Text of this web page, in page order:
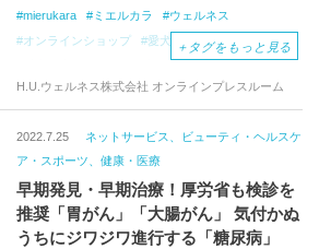
mierukara
ミエルカラ
ウェルネス
オンラインショップ
愛犬のおしっこチェック
郵送検査キット
＋ タグをもっと見る
H.U.ウェルネス株式会社 オンラインプレスルーム
2022.7.25
ネットサービス、ビューティ・ヘルスケ
ア・スポーツ、健康・医療
早期発見・早期治療！厚労省も検診を
推奨「胃がん」「大腸がん」 気付かぬ
うちにジワジワ進行する「糖尿病」